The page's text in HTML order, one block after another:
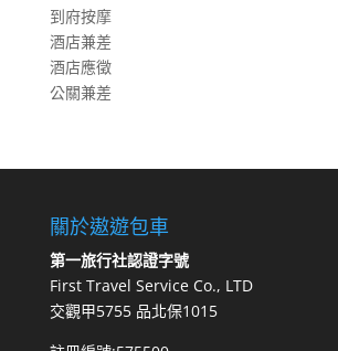
到府按摩
酒店兼差
酒店應徵
公關兼差
關於遨遊包車
第一旅行社認證字號
First Travel Service Co., LTD
交觀甲5755 品北保1015